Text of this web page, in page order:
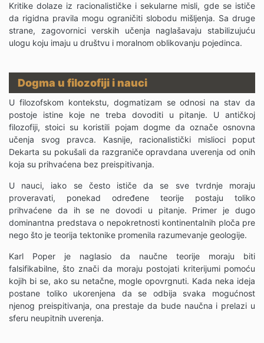
Kritike dolaze iz racionalističke i sekularne misli, gde se ističe
da rigidna pravila mogu ograničiti slobodu mišljenja. Sa druge
strane, zagovornici verskih učenja naglašavaju stabilizujuću
ulogu koju imaju u društvu i moralnom oblikovanju pojedinca.
Dogma u filozofiji i nauci
U filozofskom kontekstu, dogmatizam se odnosi na stav da
postoje istine koje ne treba dovoditi u pitanje. U antičkoj
filozofiji, stoici su koristili pojam dogme da označe osnovna
učenja svog pravca. Kasnije, racionalistički mislioci poput
Dekarta su pokušali da razgraniče opravdana uverenja od onih
koja su prihvaćena bez preispitivanja.
U nauci, iako se često ističe da se sve tvrdnje moraju
proveravati, ponekad određene teorije postaju toliko
prihvaćene da ih se ne dovodi u pitanje. Primer je dugo
dominantna predstava o nepokretnosti kontinentalnih ploča pre
nego što je teorija tektonike promenila razumevanje geologije.
Karl Poper je naglasio da naučne teorije moraju biti
falsifikabilne, što znači da moraju postojati kriterijumi pomoću
kojih bi se, ako su netačne, mogle opovrgnuti. Kada neka ideja
postane toliko ukorenjena da se odbija svaka mogućnost
njenog preispitivanja, ona prestaje da bude naučna i prelazi u
sferu neupitnih uverenja.